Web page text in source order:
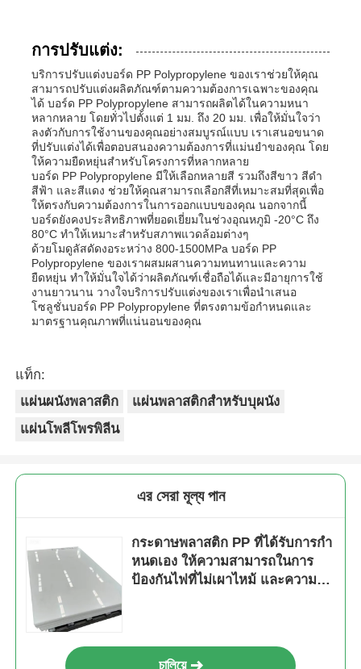
การปรับแต่ง:
บริการปรับแต่งบอร์ด PP Polypropylene ของเราช่วยให้คุณ
สามารถปรับแต่งผลิตภัณฑ์ตามความต้องการเฉพาะของคุณ
ได้ บอร์ด PP Polypropylene สามารถผลิตได้ในความหนา
หลากหลาย โดยทั่วไปตั้งแต่ 1 มม. ถึง 20 มม. เพื่อให้มั่นใจว่า
ลงตัวกับการใช้งานของคุณอย่างสมบูรณ์แบบ เราเสนอขนาด
ที่ปรับแต่งได้เพื่อตอบสนองความต้องการที่แม่นยำของคุณ โดย
ให้ความยืดหยุ่นสำหรับโครงการที่หลากหลาย
บอร์ด PP Polypropylene มีให้เลือกหลายสี รวมถึงสีขาว สีดำ
สีฟ้า และสีแดง ช่วยให้คุณสามารถเลือกสีที่เหมาะสมที่สุดเพื่อ
ให้ตรงกับความต้องการในการออกแบบของคุณ นอกจากนี้
บอร์ดยังคงประสิทธิภาพที่ยอดเยี่ยมในช่วงอุณหภูมิ -20°C ถึง
80°C ทำให้เหมาะสำหรับสภาพแวดล้อมต่างๆ
ด้วยโมดูลัสดัดงอระหว่าง 800-1500MPa บอร์ด PP
Polypropylene ของเราผสมผสานความทนทานและความ
ยืดหยุ่น ทำให้มั่นใจได้ว่าผลิตภัณฑ์เชื่อถือได้และมีอายุการใช้
งานยาวนาน วางใจบริการปรับแต่งของเราเพื่อนำเสนอ
โซลูชั่นบอร์ด PP Polypropylene ที่ตรงตามข้อกำหนดและ
มาตรฐานคุณภาพที่แน่นอนของคุณ
แท็ก:
แผ่นผนังพลาสติก
แผ่นพลาสติกสำหรับบุผนัง
แผ่นโพลีโพรพิลีน
এর সেরা মূল্য পান
กระดาษพลาสติก PP ที่ได้รับการกํา
หนดเอง ให้ความสามารถในการ
ป้องกันไฟที่ไม่เผาไหม้ และความ
চালিয়ে